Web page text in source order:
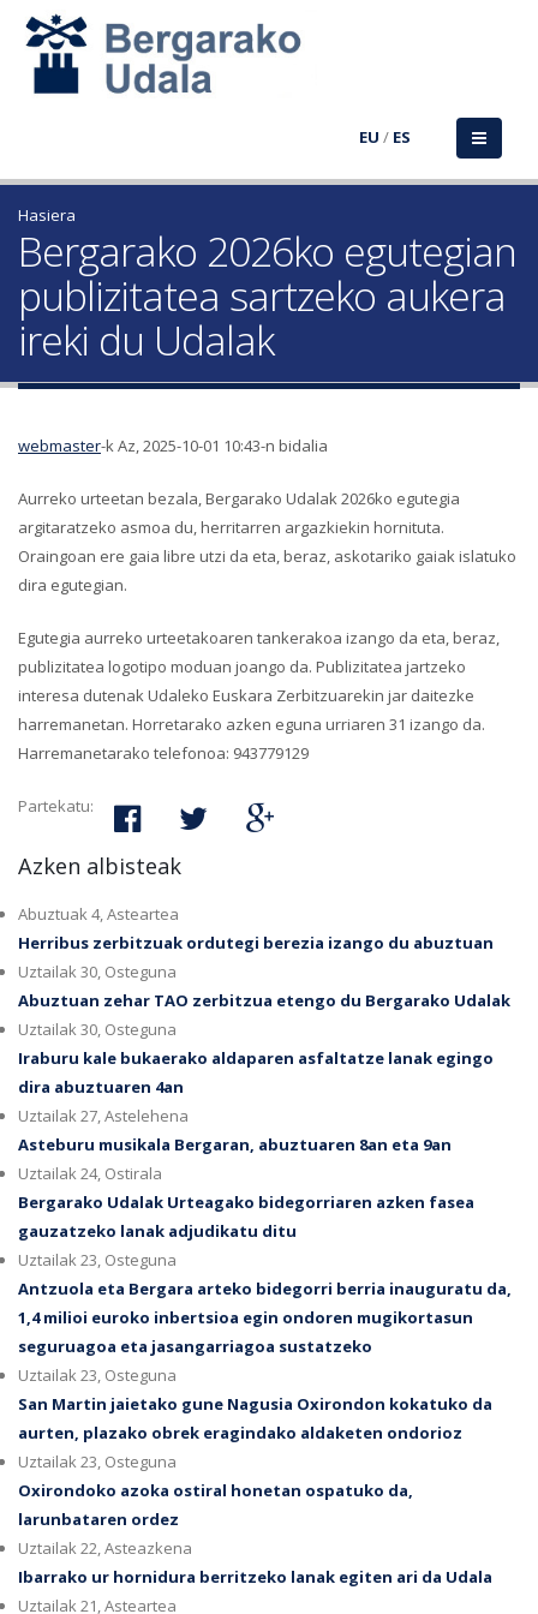
EU / ES
Hasiera
Bergarako 2026ko egutegian
publizitatea sartzeko aukera
ireki du Udalak
webmaster-k Az, 2025-10-01 10:43-n bidalia
Aurreko urteetan bezala, Bergarako Udalak 2026ko egutegia
argitaratzeko asmoa du, herritarren argazkiekin hornituta.
Oraingoan ere gaia libre utzi da eta, beraz, askotariko gaiak islatuko
dira egutegian.
Egutegia aurreko urteetakoaren tankerakoa izango da eta, beraz,
publizitatea logotipo moduan joango da. Publizitatea jartzeko
interesa dutenak Udaleko Euskara Zerbitzuarekin jar daitezke
harremanetan. Horretarako azken eguna urriaren 31 izango da.
Harremanetarako telefonoa: 943779129
Partekatu:
Azken albisteak
Abuztuak 4, Asteartea
Herribus zerbitzuak ordutegi berezia izango du abuztuan
Uztailak 30, Osteguna
Abuztuan zehar TAO zerbitzua etengo du Bergarako Udalak
Uztailak 30, Osteguna
Iraburu kale bukaerako aldaparen asfaltatze lanak egingo
dira abuztuaren 4an
Uztailak 27, Astelehena
Asteburu musikala Bergaran, abuztuaren 8an eta 9an
Uztailak 24, Ostirala
Bergarako Udalak Urteagako bidegorriaren azken fasea
gauzatzeko lanak adjudikatu ditu
Uztailak 23, Osteguna
Antzuola eta Bergara arteko bidegorri berria inauguratu da,
1,4 milioi euroko inbertsioa egin ondoren mugikortasun
seguruagoa eta jasangarriagoa sustatzeko
Uztailak 23, Osteguna
San Martin jaietako gune Nagusia Oxirondon kokatuko da
aurten, plazako obrek eragindako aldaketen ondorioz
Uztailak 23, Osteguna
Oxirondoko azoka ostiral honetan ospatuko da,
larunbataren ordez
Uztailak 22, Asteazkena
Ibarrako ur hornidura berritzeko lanak egiten ari da Udala
Uztailak 21, Asteartea